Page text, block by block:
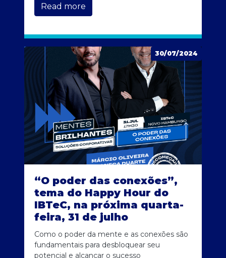
Read more
30/07/2024
“O poder das conexões”,
tema do Happy Hour do
IBTeC, na próxima quarta-
feira, 31 de julho
Como o poder da mente e as conexões são
fundamentais para desbloquear seu
potencial e alcançar o sucesso